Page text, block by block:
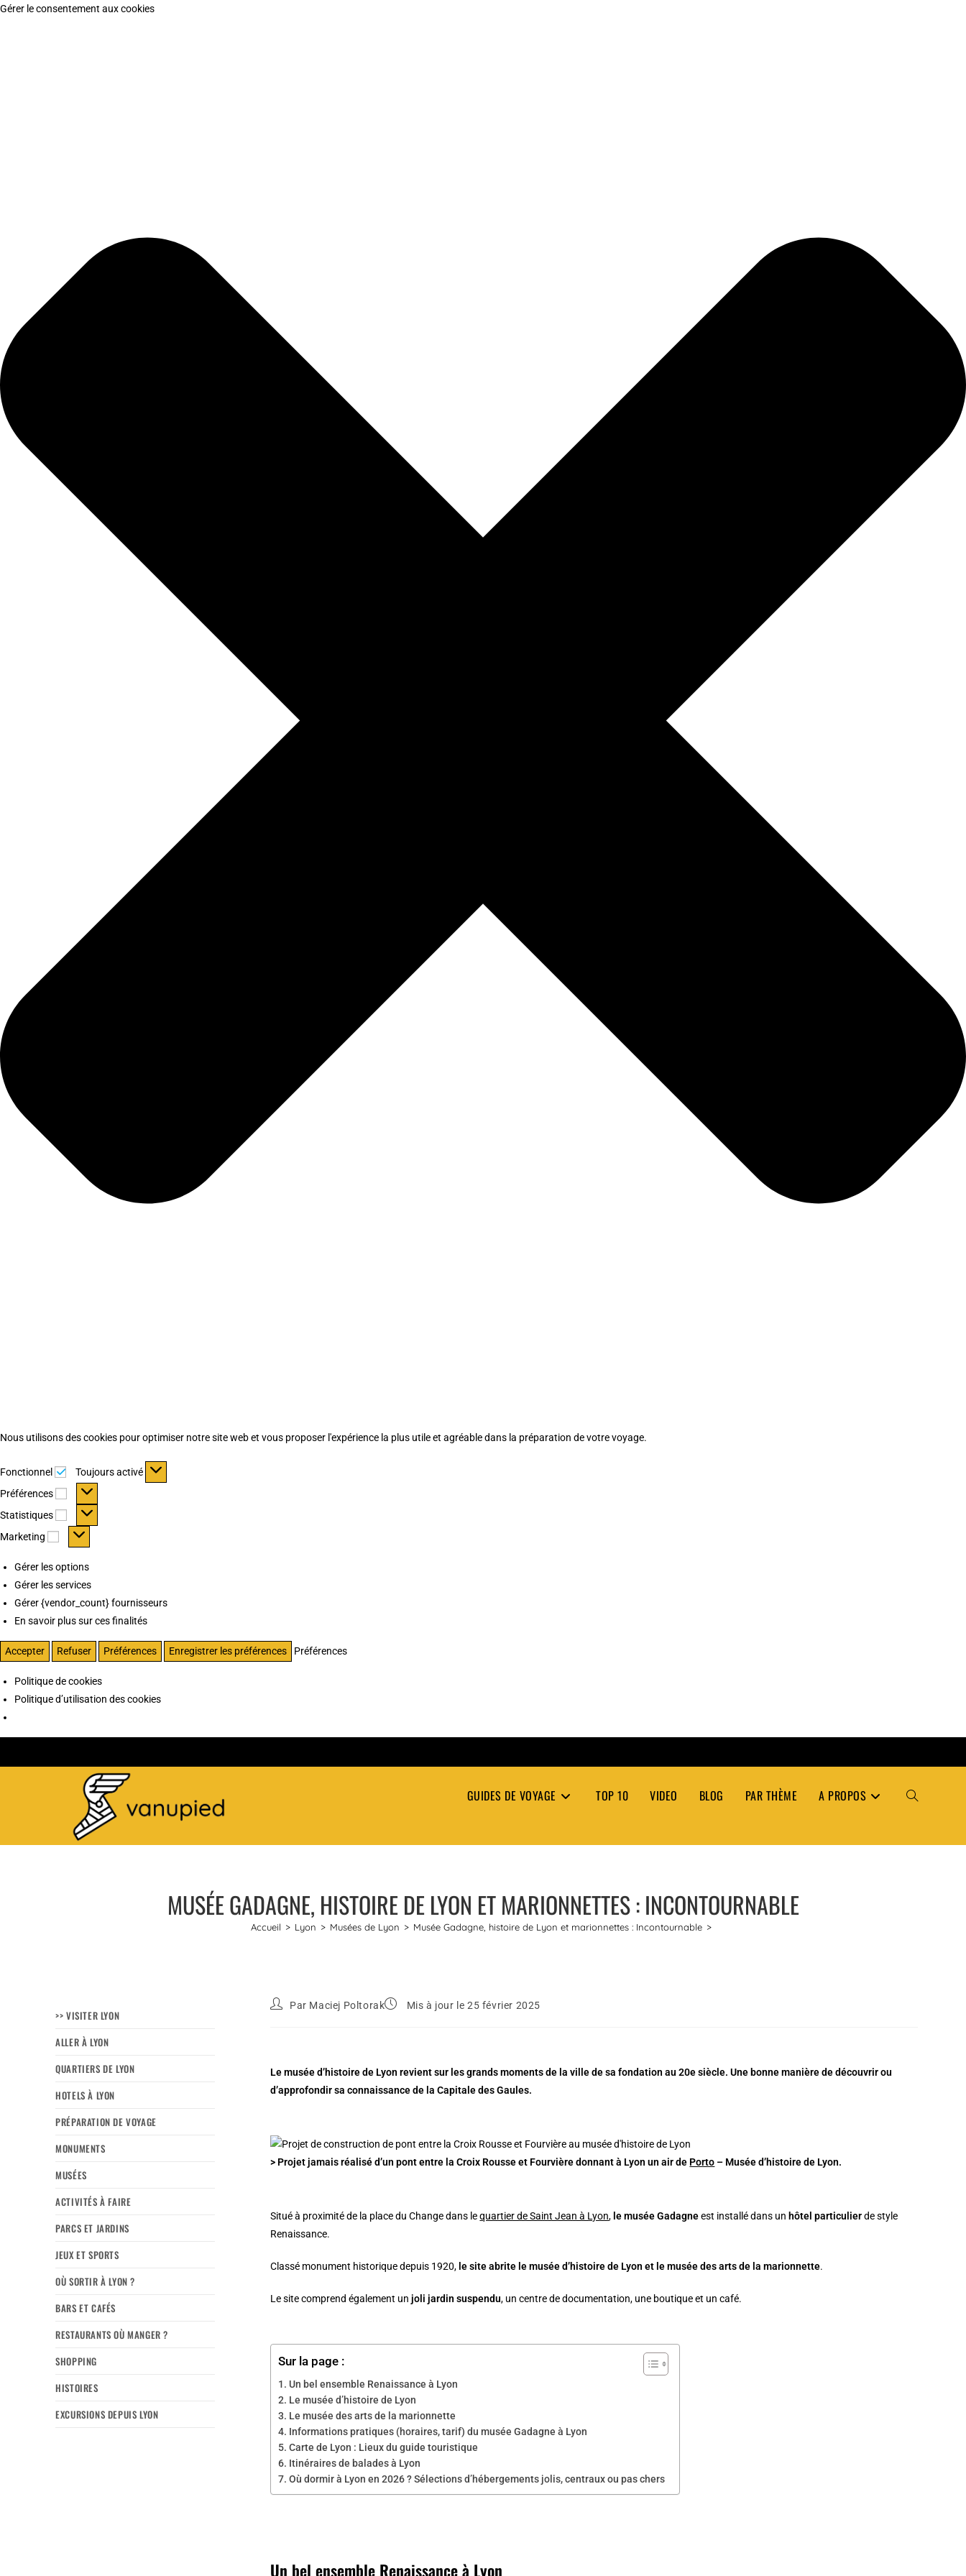
Gérer le consentement aux cookies
Nous utilisons des cookies pour optimiser notre site web et vous proposer l'expérience la plus utile et agréable dans la préparation de votre voyage.
Fonctionnel Fonctionnel
Toujours activé
Préférences
Préférences
Statistiques Statistiques
Marketing Marketing
Gérer les options
Gérer les services
Gérer {vendor_count} fournisseurs
En savoir plus sur ces finalités
Accepter Refuser Préférences Enregistrer les préférences Préférences
Politique de cookies
Politique d’utilisation des cookies
GUIDES DE VOYAGE TOP 10 VIDEO BLOG PAR THÈME A PROPOS TOGGLE
MUSÉE GADAGNE, HISTOIRE DE LYON ET MARIONNETTES : INCONTOURNABLE
Accueil > Lyon > Musées de Lyon > Musée Gadagne, histoire de Lyon et marionnettes : Incontournable >
>> VISITER LYON
ALLER À LYON
QUARTIERS DE LYON
HOTELS À LYON
PRÉPARATION DE VOYAGE
MONUMENTS
MUSÉES
ACTIVITÉS À FAIRE
PARCS ET JARDINS
JEUX ET SPORTS
OÙ SORTIR À LYON ?
BARS ET CAFÉS
RESTAURANTS OÙ MANGER ?
SHOPPING
HISTOIRES
EXCURSIONS DEPUIS LYON
Par Maciej Poltorak Mis à jour le 25 février 2025
Le musée d’histoire de Lyon revient sur les grands moments de la ville de sa fondation au 20e siècle. Une bonne manière de découvrir ou
d’approfondir sa connaissance de la Capitale des Gaules.
> Projet jamais réalisé d’un pont entre la Croix Rousse et Fourvière donnant à Lyon un air de Porto – Musée d’histoire de Lyon.
Situé à proximité de la place du Change dans lequartier de Saint Jean à Lyon, le musée Gadagneest installé dans un hôtel particulierde style
Renaissance.
Classé monument historique depuis 1920, le site abrite le musée d’histoire de Lyon et le musée des arts de la marionnette.
Le site comprend également unjoli jardin suspendu, un centre de documentation, une boutique et un café.
Sur la page :
Un bel ensemble Renaissance à Lyon
Le musée d’histoire de Lyon
Le musée des arts de la marionnette
Informations pratiques (horaires, tarif) du musée Gadagne à Lyon
Carte de Lyon : Lieux du guide touristique
Itinéraires de balades à Lyon
Où dormir à Lyon en 2026 ? Sélections d’hébergements jolis, centraux ou pas chers
Un bel ensemble Renaissance à Lyon